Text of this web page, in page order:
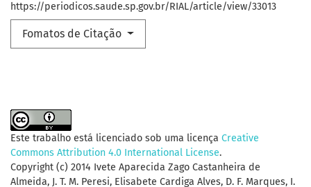
https://periodicos.saude.sp.gov.br/RIAL/article/view/33013
Fomatos de Citação
Este trabalho está licenciado sob uma licença Creative
Commons Attribution 4.0 International License.
Copyright (c) 2014 Ivete Aparecida Zago Castanheira de
Almeida, J. T. M. Peresi, Elisabete Cardiga Alves, D. F. Marques, I.